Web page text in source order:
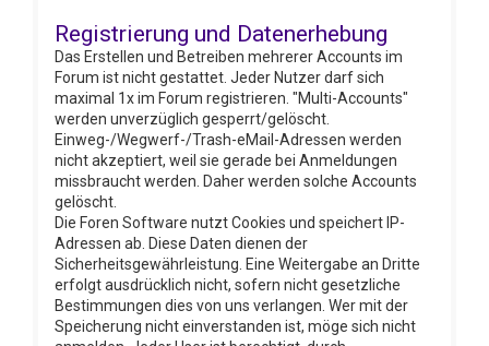
Registrierung und Datenerhebung
Das Erstellen und Betreiben mehrerer Accounts im
Forum ist nicht gestattet. Jeder Nutzer darf sich
maximal 1x im Forum registrieren. "Multi-Accounts"
werden unverzüglich gesperrt/gelöscht.
Einweg-/Wegwerf-/Trash-eMail-Adressen werden
nicht akzeptiert, weil sie gerade bei Anmeldungen
missbraucht werden. Daher werden solche Accounts
gelöscht.
Die Foren Software nutzt Cookies und speichert IP-
Adressen ab. Diese Daten dienen der
Sicherheitsgewährleistung. Eine Weitergabe an Dritte
erfolgt ausdrücklich nicht, sofern nicht gesetzliche
Bestimmungen dies von uns verlangen. Wer mit der
Speicherung nicht einverstanden ist, möge sich nicht